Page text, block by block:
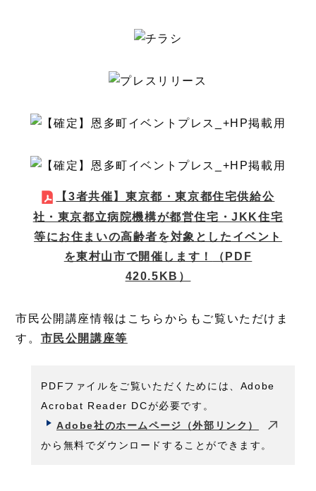
【3者共催】東京都・東京都住宅供給公
社・東京都立病院機構が都営住宅・JKK住宅
等にお住まいの高齢者を対象としたイベント
を東村山市で開催します！
（PDF
420.5KB）
市民公開講座情報はこちらからもご覧いただけま
す。 市民公開講座等
PDFファイルをご覧いただくためには、Adobe
Acrobat Reader DCが必要です。
Adobe社のホームページ（外部リンク）
から無料でダウンロードすることができます。